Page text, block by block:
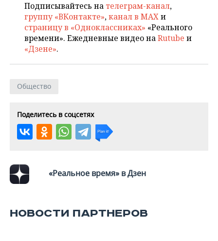
Подписывайтесь на телеграм-канал,
группу «ВКонтакте»,канал в MAXи
страницу в «Одноклассниках» «Реального
времени». Ежедневные видео наRutube и
«Дзене».
Общество
Поделитесь в соцсетях
«Реальное время» в Дзен
НОВОСТИ ПАРТНЕРОВ